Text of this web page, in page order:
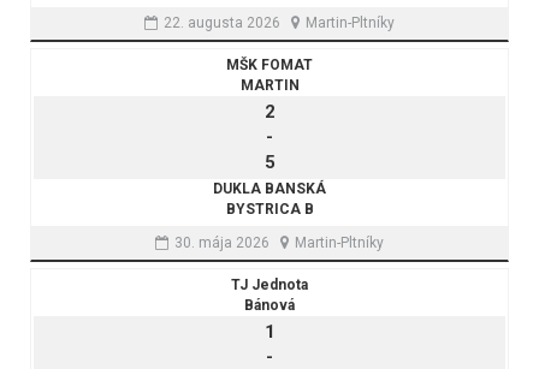
22. augusta 2026
Martin-Pltníky
MŠK FOMAT
MARTIN
2
-
5
DUKLA BANSKÁ
BYSTRICA B
30. mája 2026
Martin-Pltníky
TJ Jednota
Bánová
1
-